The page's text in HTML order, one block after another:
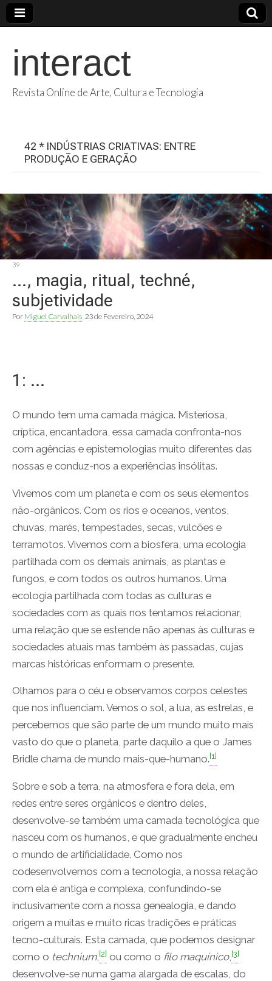
interact
Revista Online de Arte, Cultura e Tecnologia
42 * INDÚSTRIAS CRIATIVAS: ENTRE
PRODUÇÃO E GERAÇÃO
39
…, magia, ritual, techné,
subjetividade
Por Miguel Carvalhais 23 de Fevereiro, 2024
1: …
O mundo tem uma camada mágica. Misteriosa,
críptica, encantadora, essa camada confronta-nos
com agências e epistemologias muito diferentes das
nossas e conduz-nos a experiências insólitas.
Vivemos com um planeta e com os seus elementos
não-orgânicos. Com os rios e oceanos, ventos,
chuvas, marés, tempestades, secas, vulcões e
terramotos. Vivemos com a biosfera, uma ecologia
partilhada com os demais animais, as plantas e
fungos, e com todos os outros humanos. Uma
ecologia partilhada com todas as culturas e
sociedades com as quais nos tentamos relacionar,
uma relação que se estende não apenas às culturas e
sociedades atuais mas também às passadas, cujas
marcas históricas enformam o presente.
Olhamos para o céu e observamos corpos celestes
que nos influenciam. Vemos o sol, a lua, as estrelas, e
percebemos que são parte de um mundo muito mais
vasto do que o planeta, parte daquilo a que o James
Bridle chama de mundo mais-que-humano. [1]
Sobre e sob a terra, na atmosfera e fora dela, em
redes entre seres orgânicos e dentro deles,
desenvolve-se também uma camada tecnológica que
nasceu com os humanos, e que gradualmente encheu
o mundo de artificialidade. Como nos
codesenvolvemos com a tecnologia, a nossa relação
com ela é antiga e complexa, confundindo-se
inclusivamente com a nossa genealogia, e dando
origem a muitas e muito ricas tradições e práticas
tecno-culturais. Esta camada, que podemos designar
como o technium, [2] ou como o filo maquínico, [3]
desenvolve-se numa gama alargada de escalas, do